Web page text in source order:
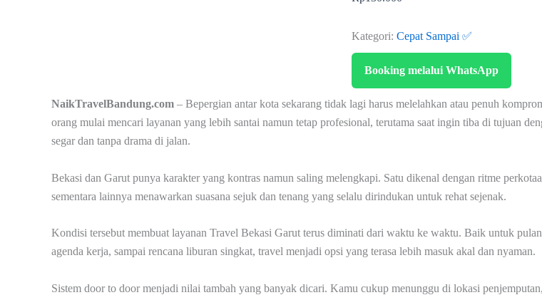
Kategori: Cepat Sampai ✅
Booking melalui WhatsApp
NaikTravelBandung.com – Bepergian antar kota sekarang tidak lagi harus melelahkan atau penuh
orang mulai mencari layanan yang lebih santai namun tetap profesional, terutama saat ingin tiba di tujuan
segar dan tanpa drama di jalan.
Bekasi dan Garut punya karakter yang kontras namun saling melengkapi. Satu dikenal dengan ritme
sementara lainnya menawarkan suasana sejuk dan tenang yang selalu dirindukan untuk rehat sejenak.
Kondisi tersebut membuat layanan Travel Bekasi Garut terus diminati dari waktu ke waktu. Baik untuk
agenda kerja, sampai rencana liburan singkat, travel menjadi opsi yang terasa lebih masuk akal dan nyaman.
Sistem door to door menjadi nilai tambah yang banyak dicari. Kamu cukup menunggu di lokasi